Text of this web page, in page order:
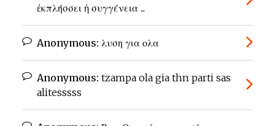
ἐκπλήσσει ἡ συγγένεια ...
Anonymous: λυση για ολα
Anonymous: tzampa ola gia thn parti sas
alitesssss